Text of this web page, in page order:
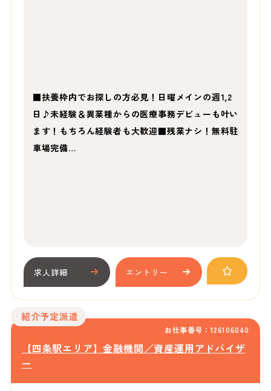
■扶養枠内でお探しの方必見！日曜メインの週1,2
日♪未経験＆異業種からの医療事務デビューも叶い
ます！もちろん経験者も大歓迎■残業ナシ！無料駐
車場完備…
求人詳細 エントリー
お仕事番号：126106040
紹介予定派遣
【四条駅エリア】金融機関／資産運用アドバイザ
ー